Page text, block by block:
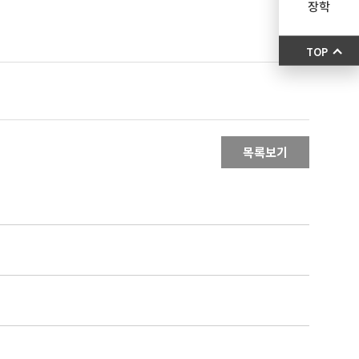
목록보기
장학
TOP